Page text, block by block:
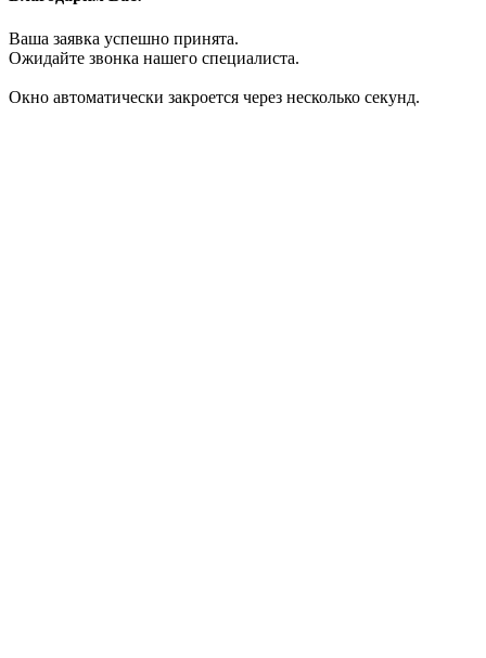
Ваша заявка успешно принята.
Ожидайте звонка нашего специалиста.
Окно автоматически закроется через несколько секунд.